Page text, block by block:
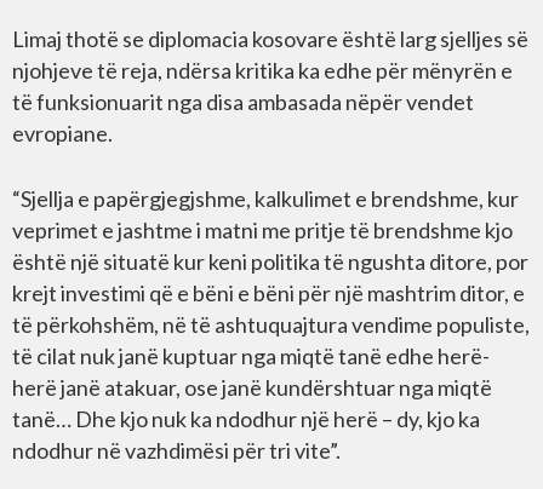
Limaj thotë se diplomacia kosovare është larg sjelljes së
njohjeve të reja, ndërsa kritika ka edhe për mënyrën e
të funksionuarit nga disa ambasada nëpër vendet
evropiane.
“Sjellja e papërgjegjshme, kalkulimet e brendshme, kur
veprimet e jashtme i matni me pritje të brendshme kjo
është një situatë kur keni politika të ngushta ditore, por
krejt investimi që e bëni e bëni për një mashtrim ditor, e
të përkohshëm, në të ashtuquajtura vendime populiste,
të cilat nuk janë kuptuar nga miqtë tanë edhe herë-
herë janë atakuar, ose janë kundërshtuar nga miqtë
tanë… Dhe kjo nuk ka ndodhur një herë – dy, kjo ka
ndodhur në vazhdimësi për tri vite”.